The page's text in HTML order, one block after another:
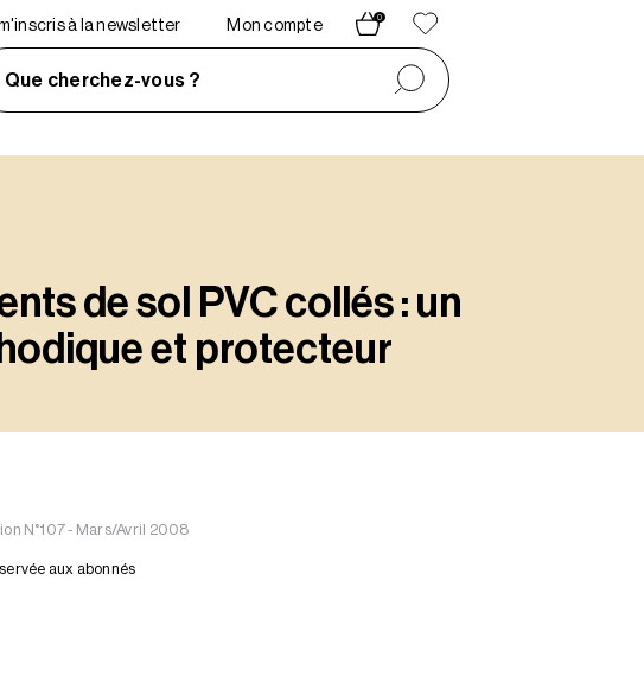
à la newsletter Mon compte
0
Que cherchez-vous ?
de sol PVC collés : un
et protecteur
N°107 - Mars/Avril 2008
aux abonnés